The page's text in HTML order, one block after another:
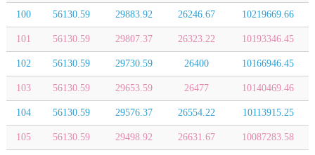
100 56130.59 29883.92 26246.67 10219669.66
101 56130.59 29807.37 26323.22 10193346.45
102 56130.59 29730.59 26400 10166946.45
103 56130.59 29653.59 26477 10140469.46
104 56130.59 29576.37 26554.22 10113915.25
105 56130.59 29498.92 26631.67 10087283.58